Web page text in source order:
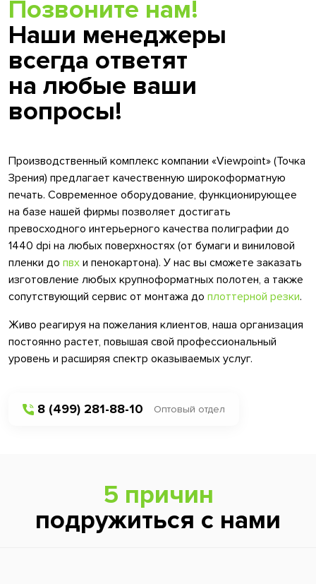
Позвоните нам!
Наши менеджеры
всегда ответят
на любые ваши
вопросы!
Производственный комплекс компании «Viewpoint» (Точка
Зрения) предлагает качественную широкоформатную
печать. Современное оборудование, функционирующее
на базе нашей фирмы позволяет достигать
превосходного интерьерного качества полиграфии до
1440 dpi на любых поверхностях (от бумаги и виниловой
пленки до пвх и пенокартона). У нас вы сможете заказать
изготовление любых крупноформатных полотен, а также
сопутствующий сервис от монтажа до плоттерной резки.
Живо реагируя на пожелания клиентов, наша организация
постоянно растет, повышая свой профессиональный
уровень и расширяя спектр оказываемых услуг.
8 (499) 281-88-10 Оптовый отдел
5 причин
подружиться с нами